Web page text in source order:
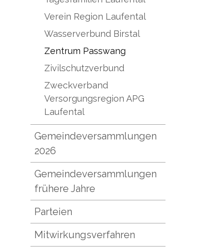
Verein Region Laufental
Wasserverbund Birstal
Zentrum Passwang
Zivilschutzverbund
Zweckverband
Versorgungsregion APG
Laufental
Gemeindeversammlungen
2026
Gemeindeversammlungen
frühere Jahre
Parteien
Mitwirkungsverfahren